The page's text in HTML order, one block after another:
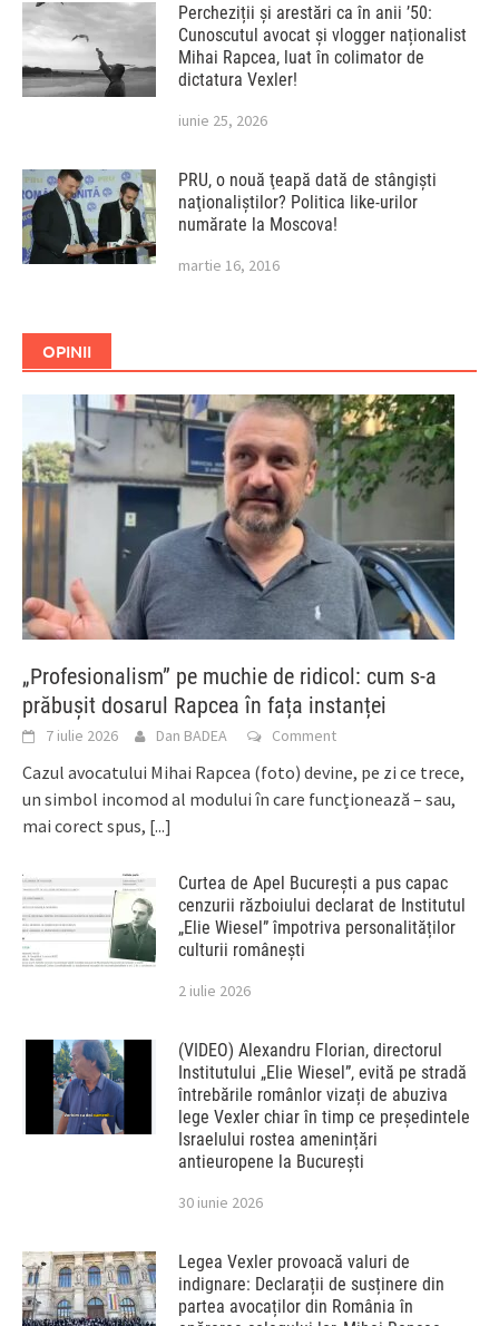
Percheziții și arestări ca în anii ’50:
Cunoscutul avocat și vlogger naționalist
Mihai Rapcea, luat în colimator de
dictatura Vexler!
iunie 25, 2026
PRU, o nouă ţeapă dată de stângişti
naţionaliştilor? Politica like-urilor
numărate la Moscova!
martie 16, 2016
OPINII
„Profesionalism” pe muchie de ridicol: cum s-a
prăbușit dosarul Rapcea în fața instanței
7 iulie 2026 Dan BADEA Comment
Cazul avocatului Mihai Rapcea (foto) devine, pe zi ce trece,
un simbol incomod al modului în care funcționează – sau,
mai corect spus, [...]
Curtea de Apel București a pus capac
cenzurii războiului declarat de Institutul
„Elie Wiesel” împotriva personalităților
culturii românești
2 iulie 2026
(VIDEO) Alexandru Florian, directorul
Institutului „Elie Wiesel”, evită pe stradă
întrebările românlor vizați de abuziva
lege Vexler chiar în timp ce președintele
Israelului rostea amenințări
antieuropene la București
30 iunie 2026
Legea Vexler provoacă valuri de
indignare: Declarații de susținere din
partea avocaților din România în